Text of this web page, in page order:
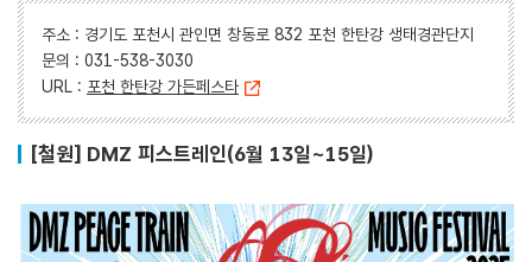
주소 : 경기도 포천시 관인면 창동로 832 포천 한탄강 생태경관단지
문의 : 031-538-3030
URL : 포천 한탄강 가든페스타
[철원] DMZ 피스트레인(6월 13일~15일)